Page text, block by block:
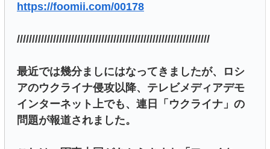
https://foomii.com/00178
////////////////////////////////////////////////////////////////
最近では幾分ましにはなってきましたが、ロシ
アのウクライナ侵攻以降、テレビメディアデモ
インターネット上でも、連日「ウクライナ」の
問題が報道されました。